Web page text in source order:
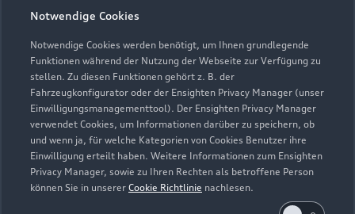
Notwendige Cookies
Notwendige Cookies werden benötigt, um Ihnen grundlegende
Funktionen während der Nutzung der Webseite zur Verfügung zu
stellen. Zu diesen Funktionen gehört z. B. der
Fahrzeugkonfigurator oder der Ensighten Privacy Manager (unser
Einwilligungsmanagementtool). Der Ensighten Privacy Manager
verwendet Cookies, um Informationen darüber zu speichern, ob
und wenn ja, für welche Kategorien von Cookies Benutzer ihre
Einwilligung erteilt haben. Weitere Informationen zum Ensighten
Privacy Manager, sowie zu Ihren Rechten als betroffene Person
können Sie in unserer Cookie Richtlinie nachlesen.
Kontaktdaten herunterladen
Öffnungszeiten
Verkauf
Geschlossen, öffnet amMontag 08:00